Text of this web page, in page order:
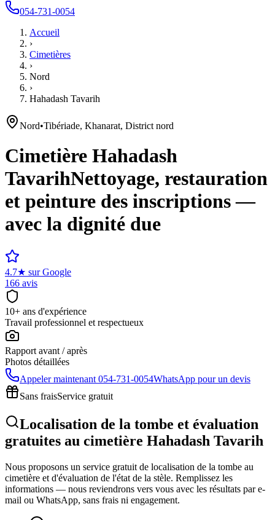
054-731-0054
Accueil
›
Cimetières
›
Nord
›
Hahadash Tavarih
Nord•Tibériade, Khanarat, District nord
Cimetière Hahadash
TavarihNettoyage, restauration
et peinture des inscriptions —
avec la dignité due
4.7★ sur Google
166 avis
10+ ans d'expérience
Travail professionnel et respectueux
Rapport avant / après
Photos détaillées
Appeler maintenant 054-731-0054WhatsApp pour un devis
Sans fraisService gratuit
Localisation de la tombe et évaluation
gratuites au cimetière Hahadash Tavarih
Nous proposons un service gratuit de localisation de la tombe au
cimetière et d'évaluation de l'état de la stèle. Remplissez les
informations — nous reviendrons vers vous avec les résultats par e-
mail ou WhatsApp, sans frais ni engagement.